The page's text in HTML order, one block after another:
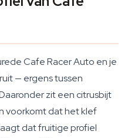
Cafe Racer Auto en je
— ergens tussen
zit een citrusbijt
voorkomt dat het klef
dat fruitige profiel